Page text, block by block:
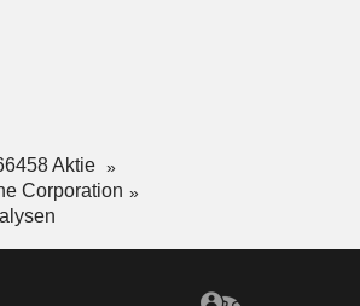
Aktie
Corporation